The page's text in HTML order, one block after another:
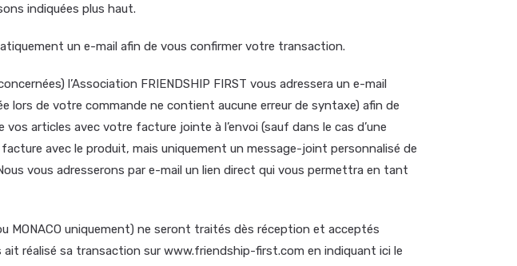
indiquées plus haut.
un e-mail afin de vous confirmer votre transaction.
l’Association FRIENDSHIP FIRST vous adressera un e-mail
lors de votre commande ne contient aucune erreur de syntaxe) afin de
articles avec votre facture jointe à l’envoi (sauf dans le cas d’une
avec le produit, mais uniquement un message-joint personnalisé de
vous adresserons par e-mail un lien direct qui vous permettra en tant
MONACO uniquement) ne seront traités dès réception et acceptés
réalisé sa transaction sur www.friendship-first.com en indiquant ici le